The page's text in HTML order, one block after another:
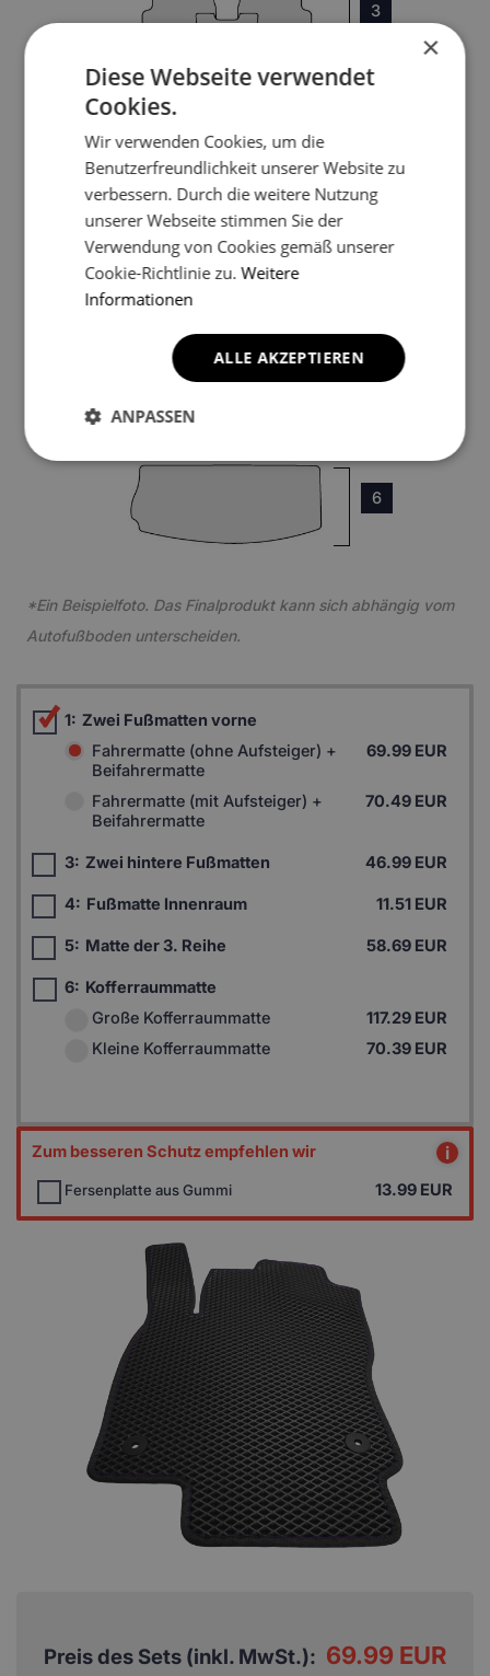
3
6
*Ein Beispielfoto. Das Finalprodukt kann sich abhängig vom
Autofußboden unterscheiden.
1: Zwei Fußmatten vorne
Fahrermatte (ohne Aufsteiger) +
Beifahrermatte
69.99 EUR
Fahrermatte (mit Aufsteiger) +
Beifahrermatte
70.49 EUR
3: Zwei hintere Fußmatten 46.99 EUR
4: Fußmatte Innenraum 11.51 EUR
5: Matte der 3. Reihe 58.69 EUR
6: Kofferraummatte
Große Kofferraummatte
117.29 EUR
Kleine Kofferraummatte
70.39 EUR
Zum besseren Schutz empfehlen wir i
Fersenplatte aus Gummi 13.99 EUR
Preis des Sets (inkl. MwSt.): 69.99 EUR
×
Diese Webseite verwendet
Cookies.
Wir verwenden Cookies, um die
Benutzerfreundlichkeit unserer Website zu
verbessern. Durch die weitere Nutzung
unserer Webseite stimmen Sie der
Verwendung von Cookies gemäß unserer
Cookie-Richtlinie zu.Weitere
Informationen
ALLE AKZEPTIEREN
ANPASSEN